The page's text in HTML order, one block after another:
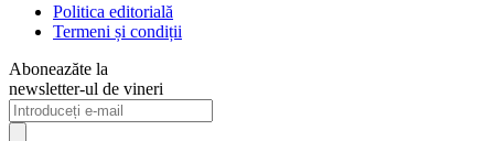
Politica editorială
Termeni și condiții
Aboneazăte la
newsletter-ul de vineri